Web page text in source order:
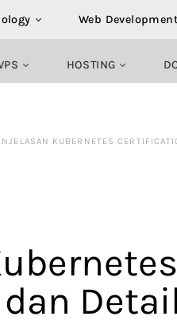
Web Development
HOSTING
KUBERNETES
Detail